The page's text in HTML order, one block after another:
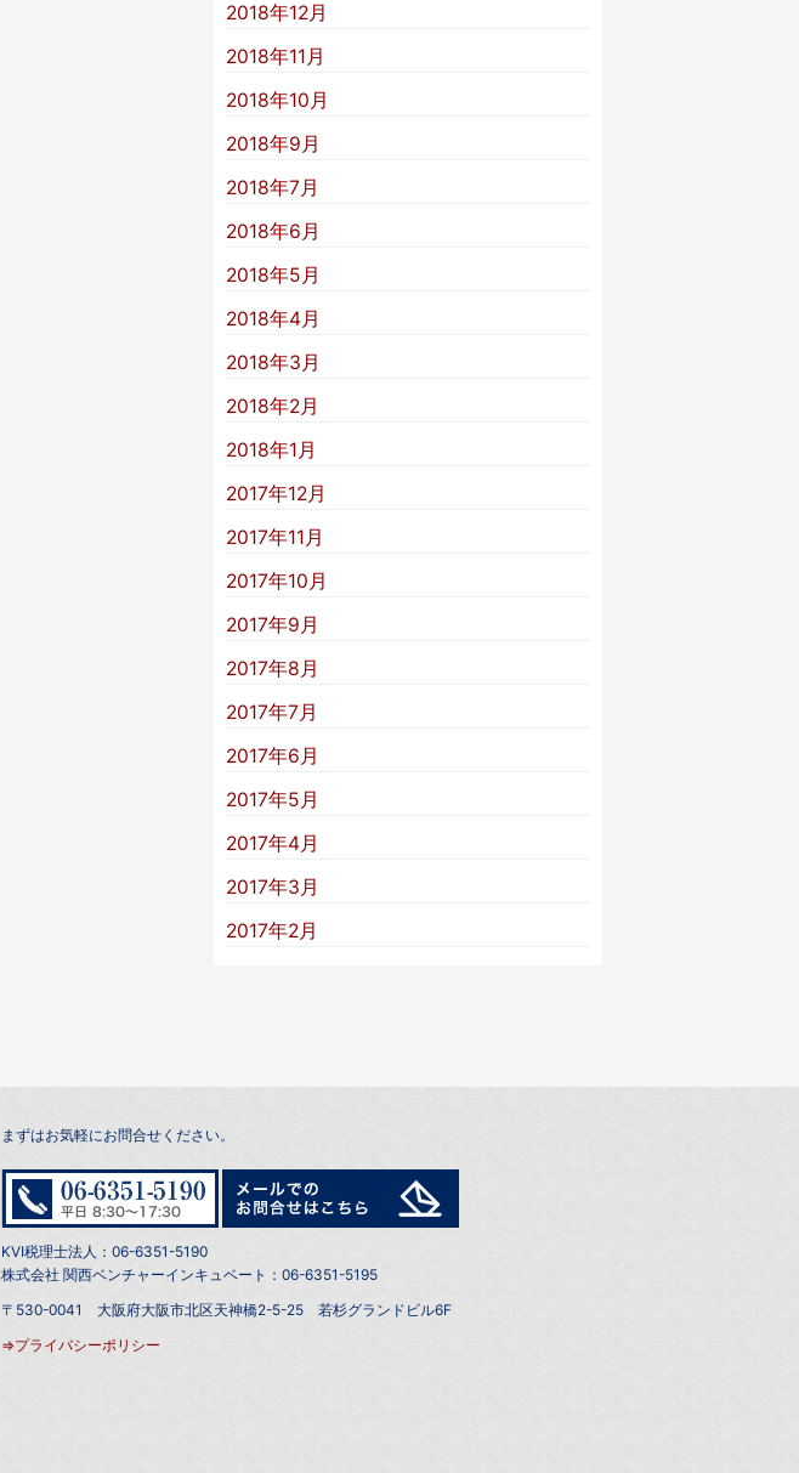
2018年12月
2018年11月
2018年10月
2018年9月
2018年7月
2018年6月
2018年5月
2018年4月
2018年3月
2018年2月
2018年1月
2017年12月
2017年11月
2017年10月
2017年9月
2017年8月
2017年7月
2017年6月
2017年5月
2017年4月
2017年3月
2017年2月
まずはお気軽にお問合せください。
KVI税理士法人：06-6351-5190
株式会社 関西ベンチャーインキュベート：06-6351-5195
〒530-0041 大阪府大阪市北区天神橋2-5-25 若杉グランドビル6F
⇒プライバシーポリシー